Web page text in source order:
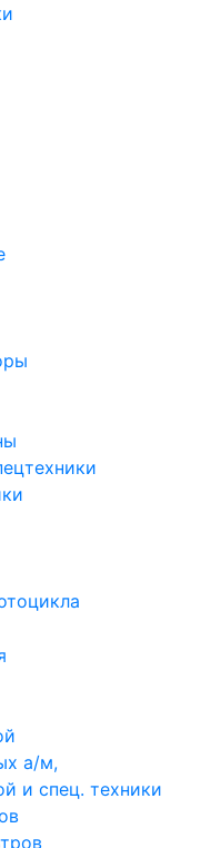
а/м,
и спец. техники